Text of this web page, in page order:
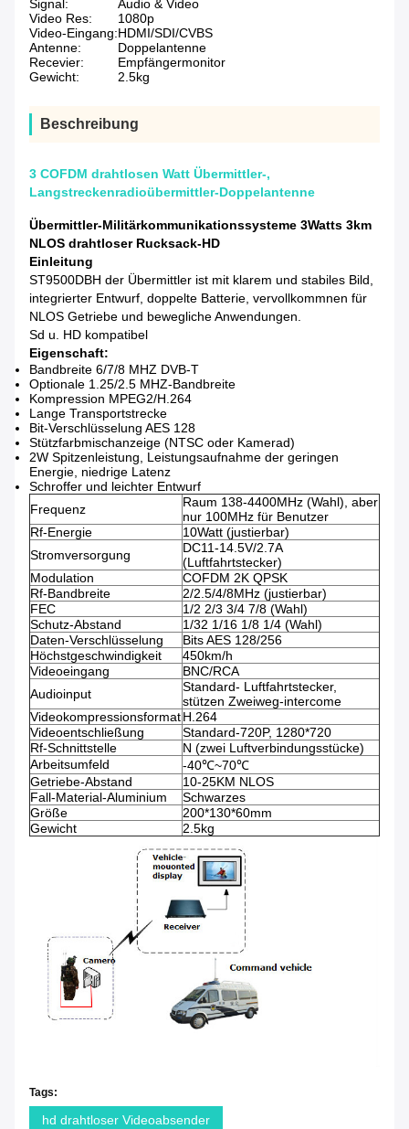
Signal:
Audio & Video
Video Res:
1080p
Video-Eingang:HDMI/SDI/CVBS
Antenne:
Doppelantenne
Recevier:
Empfängermonitor
Gewicht:
2.5kg
Beschreibung
3 COFDM drahtlosen Watt Übermittler-,
Langstreckenradioübermittler-Doppelantenne
Übermittler-Militärkommunikationssysteme 3Watts 3km
NLOS drahtloser Rucksack-HD
Einleitung
ST9500DBH der Übermittler ist mit klarem und stabiles Bild,
integrierter Entwurf, doppelte Batterie, vervollkommnen für
NLOS Getriebe und bewegliche Anwendungen.
Sd u. HD kompatibel
Eigenschaft:
Bandbreite 6/7/8 MHZ DVB-T
Optionale 1.25/2.5 MHZ-Bandbreite
Kompression MPEG2/H.264
Lange Transportstrecke
Bit-Verschlüsselung AES 128
Stützfarbmischanzeige (NTSC oder Kamerad)
2W Spitzenleistung, Leistungsaufnahme der geringen
Energie, niedrige Latenz
Schroffer und leichter Entwurf
Frequenz
Raum 138-4400MHz (Wahl), aber
nur 100MHz für Benutzer
Rf-Energie
10Watt (justierbar)
Stromversorgung
DC11-14.5V/2.7A
(Luftfahrtstecker)
Modulation
COFDM 2K QPSK
Rf-Bandbreite
2/2.5/4/8MHz (justierbar)
FEC
1/2 2/3 3/4 7/8 (Wahl)
Schutz-Abstand
1/32 1/16 1/8 1/4 (Wahl)
Daten-Verschlüsselung
Bits AES 128/256
Höchstgeschwindigkeit
450km/h
Videoeingang
BNC/RCA
Audioinput
Standard- Luftfahrtstecker,
stützen Zweiweg-intercome
VideokompressionsformatH.264
Videoentschließung
Standard-720P, 1280*720
Rf-Schnittstelle
N (zwei Luftverbindungsstücke)
Arbeitsumfeld
-40℃~70℃
Getriebe-Abstand
10-25KM NLOS
Fall-Material-Aluminium
Schwarzes
Größe
200*130*60mm
Gewicht
2.5kg
Tags:
hd drahtloser Videoabsender